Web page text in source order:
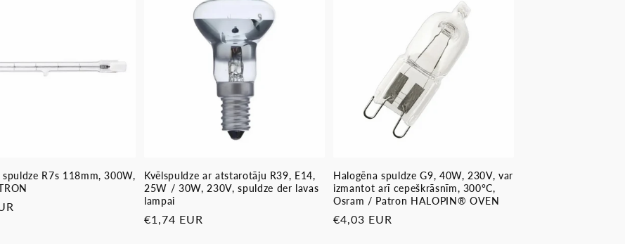
spuldze R7s 118mm, 300W,
Kvēlspuldze ar atstarotāju R39, E14,
25W / 30W, 230V, spuldze der lavas
lampai
Parastā
€1,74 EUR
Halogēna spuldze G9, 40W, 230V, var
izmantot arī cepeškrāsnīm, 300°C,
Osram / Patron HALOPIN® OVEN
Parastā
€4,03 EUR